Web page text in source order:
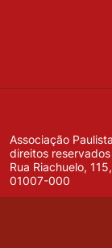
Associação
direitos reservados
Rua Riachuelo,
01007-000